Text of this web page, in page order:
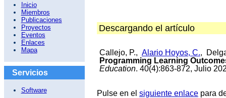
Inicio
Miembros
Publicaciones
Proyectos
Eventos
Enlaces
Mapa
Servicios
Software
Descargando el artículo
Callejo, P., Alario Hoyos, C.,
Programming Learning
Education. 40(4):863-872, Julio
Pulse en el siguiente enlace para